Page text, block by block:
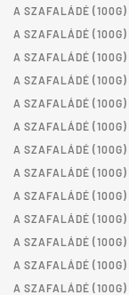
A SZAFALÁDÉ (100G)
A SZAFALÁDÉ (100G)
A SZAFALÁDÉ (100G)
A SZAFALÁDÉ (100G)
A SZAFALÁDÉ (100G)
A SZAFALÁDÉ (100G)
A SZAFALÁDÉ (100G)
A SZAFALÁDÉ (100G)
A SZAFALÁDÉ (100G)
A SZAFALÁDÉ (100G)
A SZAFALÁDÉ (100G)
A SZAFALÁDÉ (100G)
A SZAFALÁDÉ (100G)